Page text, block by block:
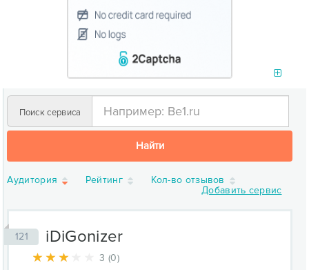
Поиск сервиса
Найти
Аудитория Рейтинг
Кол-во отзывов
Добавить сервис
121 iDiGonizer
3 (0)